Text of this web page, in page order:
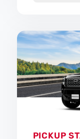
PICKUP